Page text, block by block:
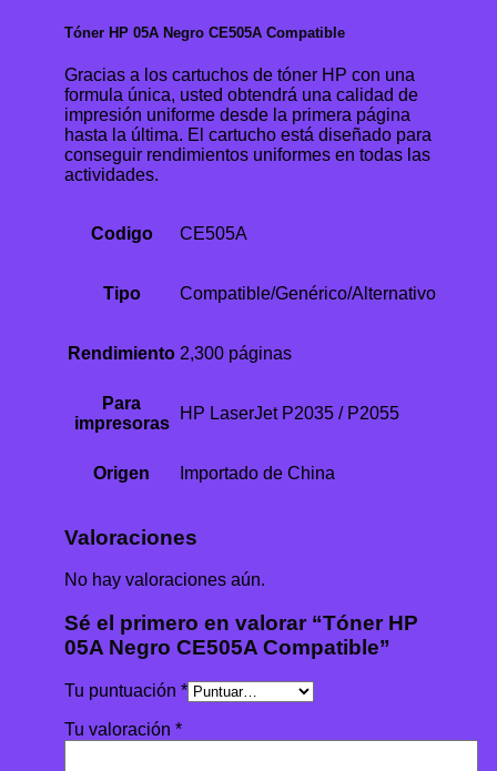
Tóner HP 05A Negro CE505A Compatible
Gracias a los cartuchos de tóner HP con una
formula única, usted obtendrá una calidad de
impresión uniforme desde la primera página
hasta la última. El cartucho está diseñado para
conseguir rendimientos uniformes en todas las
actividades.
Codigo CE505A
Tipo Compatible/Genérico/Alternativo
Rendimiento 2,300 páginas
Para
impresoras
HP LaserJet P2035 / P2055
Origen Importado de China
Valoraciones
No hay valoraciones aún.
Sé el primero en valorar “Tóner HP
05A Negro CE505A Compatible”
Tu puntuación *
Tu valoración *